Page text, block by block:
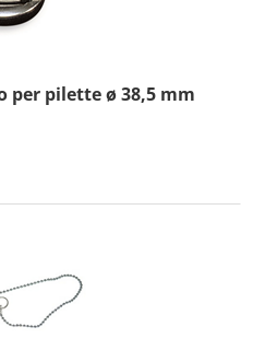
per pilette ø 38,5 mm